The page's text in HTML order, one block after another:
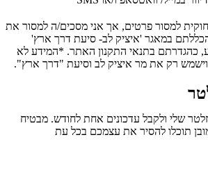
חוקית למסור פרטים, אך אני מסכים/ה למסור את
במאגר 'איציק לב- סיעת דרך ארץ'
כהגדרתם בתנאי התקנון האתר. *המידע לא
וישמש רק את מר איציק לב וסיעת "דרך ארץ".
שלי ולקבל עדכונים אחת לחודש. מבטיח
תוכלו להסיר את עצמכם בכל עת